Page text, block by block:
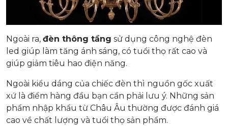
Ngoài ra, đèn thông tầng sử dụng công nghệ đèn
led giúp làm tăng ánh sáng, có tuổi thọ rất cao và
giúp giảm tiêu hao điện năng.
Ngoài kiểu dáng của chiếc đèn thì nguồn gốc xuất
xứ là điểm hàng đầu bạn cần phải lưu ý. Những sản
phẩm nhập khẩu từ Châu Âu thường được đánh giá
cao về chất lượng và tuổi thọ sản phẩm.